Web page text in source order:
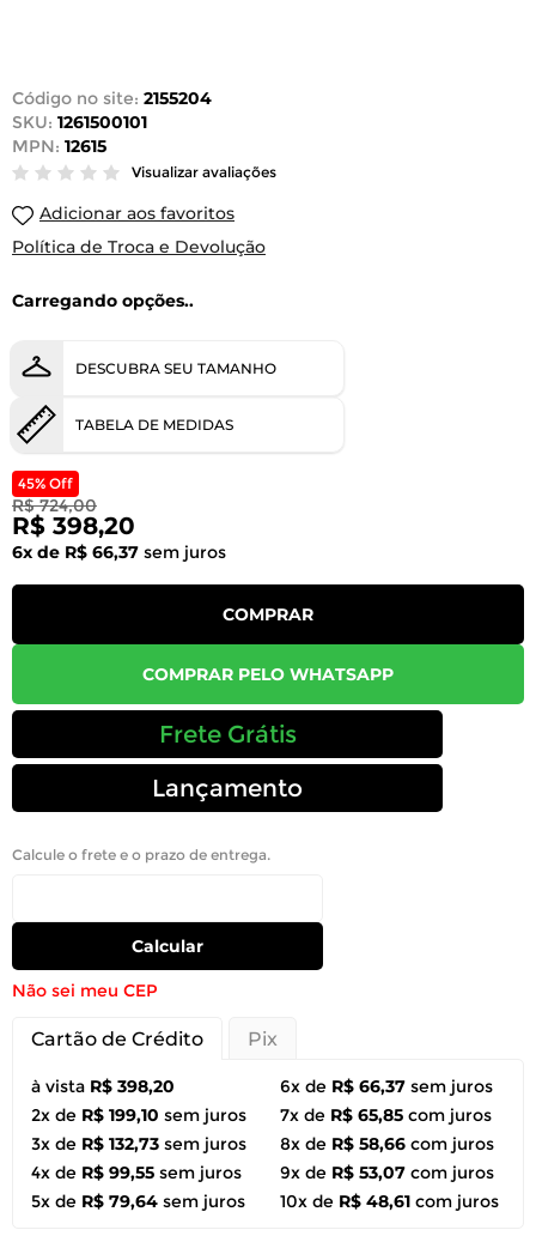
Código no site: 2155204
SKU: 1261500101
MPN: 12615
Visualizar avaliações
Adicionar aos favoritos
Política de Troca e Devolução
Carregando opções..
DESCUBRA SEU TAMANHO
TABELA DE MEDIDAS
45% Off
R$ 724,00
R$ 398,20
6x de R$ 66,37 sem juros
COMPRAR
COMPRAR PELO WHATSAPP
Frete Grátis
Lançamento
Calcule o frete e o prazo de entrega.
Calcular
Não sei meu CEP
Cartão de Crédito Pix
à vista R$ 398,20
2x de R$ 199,10 sem juros
3x de R$ 132,73 sem juros
4x de R$ 99,55 sem juros
5x de R$ 79,64 sem juros
6x de R$ 66,37 sem juros
7x de R$ 65,85 com juros
8x de R$ 58,66 com juros
9x de R$ 53,07 com juros
10x de R$ 48,61 com juros